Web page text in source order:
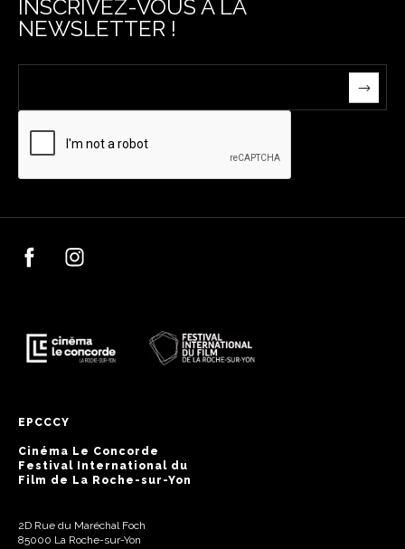
INSCRIVEZ-VOUS À LA
NEWSLETTER !
EPCCCY
Cinéma Le Concorde
Festival International du
Film de La Roche-sur-Yon
2D Rue du Maréchal Foch
85000 La Roche-sur-Yon